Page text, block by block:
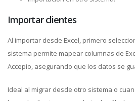
Importar clientes
Al importar desde Excel, primero
sistema permite mapear columnas de
Accepio, asegurando que los datos se
Ideal al migrar desde otro sistema o